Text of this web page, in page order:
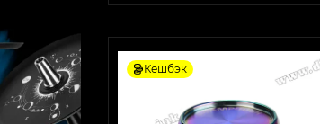
Кешбэк